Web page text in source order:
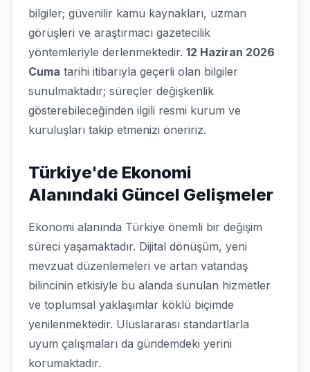
bilgiler; güvenilir kamu kaynakları, uzman
görüşleri ve araştırmacı gazetecilik
yöntemleriyle derlenmektedir. 12 Haziran 2026
Cuma tarihi itibarıyla geçerli olan bilgiler
sunulmaktadır; süreçler değişkenlik
gösterebileceğinden ilgili resmi kurum ve
kuruluşları takip etmenizi öneririz.
Türkiye'de Ekonomi
Alanındaki Güncel Gelişmeler
Ekonomi alanında Türkiye önemli bir değişim
süreci yaşamaktadır. Dijital dönüşüm, yeni
mevzuat düzenlemeleri ve artan vatandaş
bilincinin etkisiyle bu alanda sunulan hizmetler
ve toplumsal yaklaşımlar köklü biçimde
yenilenmektedir. Uluslararası standartlarla
uyum çalışmaları da gündemdeki yerini
korumaktadır.